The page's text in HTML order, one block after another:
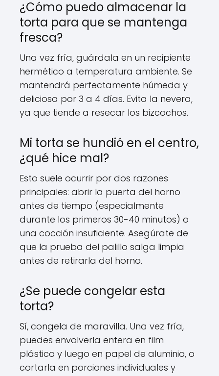
¿Cómo puedo almacenar la
torta para que se mantenga
fresca?
Una vez fría, guárdala en un recipiente
hermético a temperatura ambiente. Se
mantendrá perfectamente húmeda y
deliciosa por 3 a 4 días. Evita la nevera,
ya que tiende a resecar los bizcochos.
Mi torta se hundió en el centro,
¿qué hice mal?
Esto suele ocurrir por dos razones
principales: abrir la puerta del horno
antes de tiempo (especialmente
durante los primeros 30-40 minutos) o
una cocción insuficiente. Asegúrate de
que la prueba del palillo salga limpia
antes de retirarla del horno.
¿Se puede congelar esta
torta?
Sí, congela de maravilla. Una vez fría,
puedes envolverla entera en film
plástico y luego en papel de aluminio, o
cortarla en porciones individuales y